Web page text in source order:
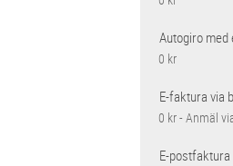
Autogiro
0 kr
E-faktura via
0 kr - Anmäl
E-postfaktura